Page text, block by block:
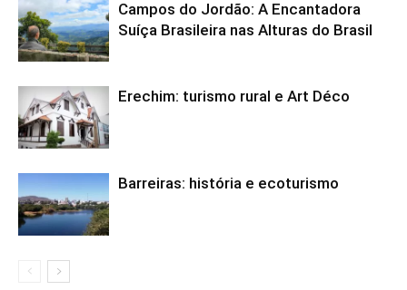
Campos do Jordão: A Encantadora
Suíça Brasileira nas Alturas do Brasil
Erechim: turismo rural e Art Déco
Barreiras: história e ecoturismo